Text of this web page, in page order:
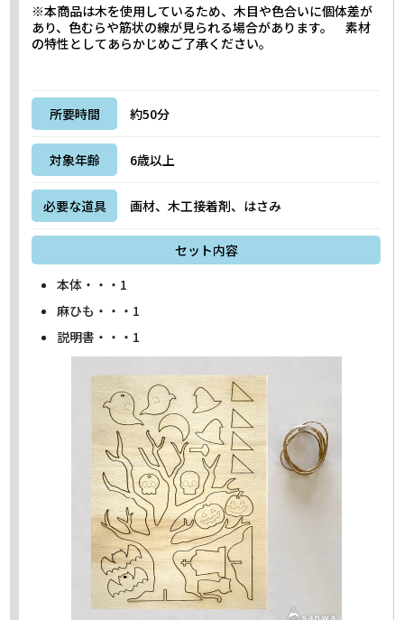
※本商品は木を使用しているため、木目や色合いに個体差が
あり、色むらや筋状の線が見られる場合があります。 素材
の特性としてあらかじめご了承ください。
所要時間 約50分
対象年齢 6歳以上
必要な道具 画材、木工接着剤、はさみ
セット内容
本体・・・1
麻ひも・・・1
説明書・・・1